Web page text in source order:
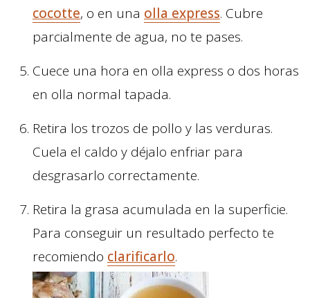
cocotte, o en una olla express. Cubre
parcialmente de agua, no te pases.
Cuece una hora en olla express o dos horas
en olla normal tapada.
Retira los trozos de pollo y las verduras.
Cuela el caldo y déjalo enfriar para
desgrasarlo correctamente.
Retira la grasa acumulada en la superficie.
Para conseguir un resultado perfecto te
recomiendo clarificarlo.